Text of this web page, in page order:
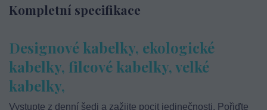
Kompletní specifikace
Designové kabelky, ekologické
kabelky, filcové kabelky, velké
kabelky,
Vystupte z denní šedi a zažijte pocit jedinečnosti. Pořiďte